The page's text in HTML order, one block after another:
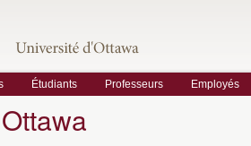
Étudiants Professeurs Employés